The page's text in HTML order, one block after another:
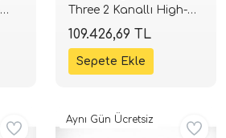
Three 2 Kanallı High-
End Amplifikatör | 2 x
170W RMS | 100dB |
SPLHIFI
109.426,69 TL
Aynı Gün Ücretsiz